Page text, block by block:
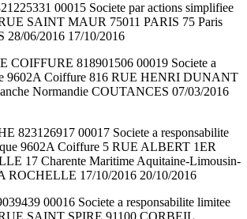
00015 Societe par actions simplifiee
SAINT MAUR 75011 PARIS 75 Paris
28/06/2016 17/10/2016
COIFFURE 818901506 00019 Societe a
9602A Coiffure 816 RUE HENRI DUNANT
Normandie COUTANCES 07/03/2016
823126917 00017 Societe a responsabilite
9602A Coiffure 5 RUE ALBERT 1ER
17 Charente Maritime Aquitaine-Limousin-
ROCHELLE 17/10/2016 20/10/2016
00016 Societe a responsabilite limitee